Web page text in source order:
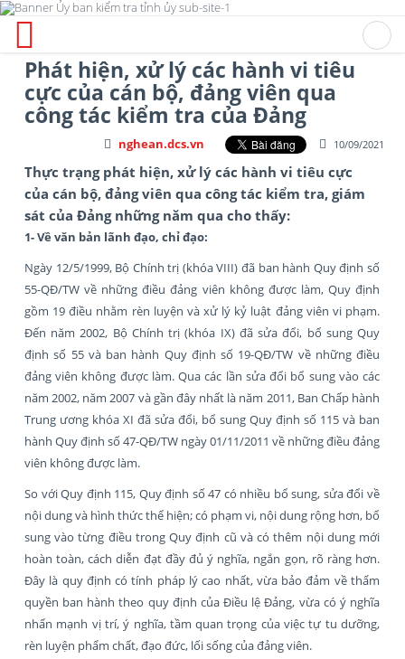
Phát hiện, xử lý các hành vi tiêu
cực của cán bộ, đảng viên qua
công tác kiểm tra của Đảng
10/09/2021
nghean.dcs.vn
Thực trạng phát hiện, xử lý các hành vi tiêu cực
của cán bộ, đảng viên qua công tác kiểm tra, giám
sát của Đảng những năm qua cho thấy:
1- Về văn bản lãnh đạo, chỉ đạo:
Ngày 12/5/1999, Bộ Chính trị (khóa VIII) đã ban hành Quy định số
55-QĐ/TW về những điều đảng viên không được làm, Quy định
gồm 19 điều nhằm rèn luyện và xử lý kỷ luật đảng viên vi phạm.
Đến năm 2002, Bộ Chính trị (khóa IX) đã sửa đổi, bổ sung Quy
định số 55 và ban hành Quy định số 19-QĐ/TW về những điều
đảng viên không được làm. Qua các lần sửa đổi bổ sung vào các
năm 2002, năm 2007 và gần đây nhất là năm 2011, Ban Chấp hành
Trung ương khóa XI đã sửa đổi, bổ sung Quy định số 115 và ban
hành Quy định số 47-QĐ/TW ngày 01/11/2011 về những điều đảng
viên không được làm.
So với Quy định 115, Quy định số 47 có nhiều bổ sung, sửa đổi về
nội dung và hình thức thể hiện; có phạm vi, nội dung rộng hơn, bổ
sung vào từng điều trong Quy định cũ và có thêm nội dung mới
hoàn toàn, cách diễn đạt đầy đủ ý nghĩa, ngắn gọn, rõ ràng hơn.
Đây là quy định có tính pháp lý cao nhất, vừa bảo đảm về thẩm
quyền ban hành theo quy định của Điều lệ Đảng, vừa có ý nghĩa
nhấn mạnh vị trí, ý nghĩa, tầm quan trọng của việc tự tu dưỡng,
rèn luyện phẩm chất, đạo đức, lối sống của đảng viên.